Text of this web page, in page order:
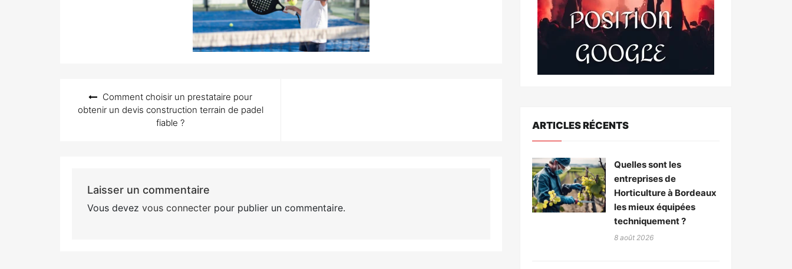
Comment choisir un prestataire pour
obtenir un devis construction terrain de padel
fiable ?
Laisser un commentaire
Vous devez vous connecterpour publier un commentaire.
ARTICLES RÉCENTS
Quelles sont les
entreprises de
Horticulture à Bordeaux
les mieux équipées
techniquement ?
8 août 2026